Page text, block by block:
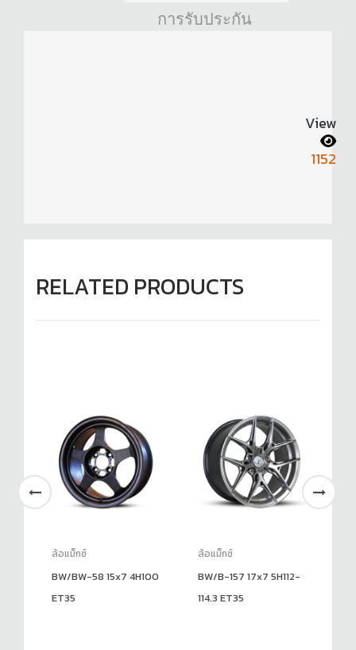
การรับประกัน
View
1152
RELATED PRODUCTS
ล้อแม็กซ์
BW/BW-58 15x7 4H100
ET35
ล้อแม็กซ์
BW/B-157 17x7 5H112-
114.3 ET35